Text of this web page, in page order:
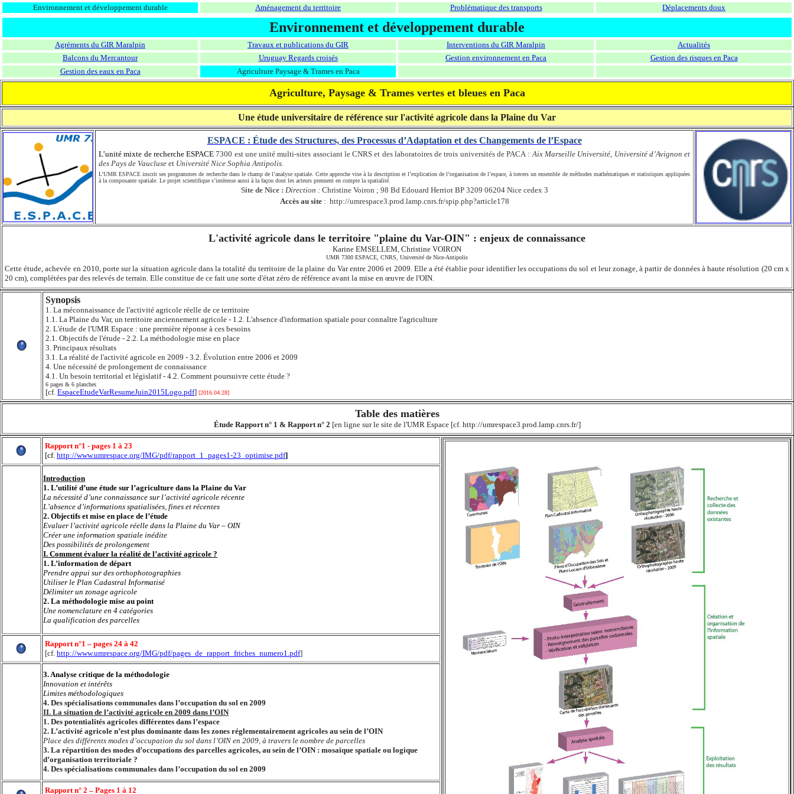
Environnement et développement durable Aménagement du territoire Problématique des transports Déplacements doux
Environnement et développement durable
Agréments du GIR Maralpin Travaux et publications du GIR Interventions du GIR Maralpin
Actualités
Balcons du Mercantour
Uruguay Regards croisés Gestion environnement en Paca
Gestion des risques en Paca
Gestion des eaux en Paca
Agriculture Paysage & Trames en Paca
Agriculture, Paysage & Trames vertes et bleues en Paca
Une étude universitaire de référence sur l'activité agricole dans la Plaine du Var
ESPACE : Étude des Structures, des Processus d’Adaptation et des Changements de l’Espace
L’unité mixte de recherche ESPACE7300 est une unité multi-sites associant le CNRS et des laboratoires de trois universités de PACA :Aix Marseille Université, Université d’Avignon et
des Pays de Vaucluse et Université Nice Sophia Antipolis.
L’UMR ESPACE inscrit ses programmes de recherche dans le champ de l’analyse spatiale. Cette approche vise à la description et l’explication de l’organisation de l’espace, à travers un ensemble de méthodes mathématiques et statistiques appliquées
à la composante spatiale. Le projet scientifique s’intéresse aussi à la façon dont les acteurs prennent en compte la spatialité.
Site de Nice : Direction :Christine Voiron ; 98 Bd Edouard Herriot BP 3209 06204 Nice cedex 3
Accès au site: http://umrespace3.prod.lamp.cnrs.fr/spip.php?article178
L'activité agricole dans le territoire "plaine du Var-OIN" : enjeux de connaissance
Karine EMSELLEM, Christine VOIRON
UMR 7300 ESPACE, CNRS, Université de Nice-Antipolis
Cette étude, achevée en 2010, porte sur la situation agricole dans la totalité du territoire de la plaine du Var entre 2006 et 2009. Elle a été établie pour identifier les occupations du sol et leur zonage, à partir de données à haute résolution (20 cm x
20 cm), complétées par des relevés de terrain. Elle constitue de ce fait une sorte d'état zéro de référence avant la mise en œuvre de l'OIN.
Synopsis
1. La méconnaissance de l'activité agricole réelle de ce territoire
1.1. La Plaine du Var, un territoire anciennement agricole - 1.2. L'absence d'information spatiale pour connaître l'agriculture
2. L'étude de l'UMR Espace : une première réponse à ces besoins
2.1. Objectifs de l'étude - 2.2. La méthodologie mise en place
3. Principaux résultats
3.1. La réalité de l'activité agricole en 2009 - 3.2. Évolution entre 2006 et 2009
4. Une nécessité de prolongement de connaissance
4.1. Un besoin territorial et législatif - 4.2. Comment poursuivre cette étude ?
6 pages & 6 planches
[cf. EspaceEtudeVarResumeJuin2015Logo.pdf] [2016.04.28]
Table des matières
Étude Rapport n° 1 & Rapport n° 2 [en ligne sur le site de l'UMR Espace [cf. http://umrespace3.prod.lamp.cnrs.fr/]
Rapport n°1 - pages 1 à 23
[cf. http://www.umrespace.org/IMG/pdf/rapport_1_pages1-23_optimise.pdf]
Introduction
1. L’utilité d’une étude sur l’agriculture dans la Plaine du Var
La nécessité d’une connaissance sur l’activité agricole récente
L’absence d’informations spatialisées, fines et récentes
2. Objectifs et mise en place de l’étude
Evaluer l’activité agricole réelle dans la Plaine du Var – OIN
Créer une information spatiale inédite
Des possibilités de prolongement
I. Comment évaluer la réalité de l’activité agricole ?
1. L’information de départ
Prendre appui sur des orthophotographies
Utiliser le Plan Cadastral Informatisé
Délimiter un zonage agricole
2. La méthodologie mise au point
Une nomenclature en 4 catégories
La qualification des parcelles
Rapport n°1 – pages 24 à 42
[cf. http://www.umrespace.org/IMG/pdf/pages_de_rapport_friches_numero1.pdf]
3.Analyse critique de la méthodologie
Innovation et intérêts
Limites méthodologiques
4. Des spécialisations communales dans l’occupation du sol en 2009
II. La situation de l’activité agricole en 2009 dans l’OIN
1. Des potentialités agricoles différentes dans l’espace
2. L’activité agricole n’est plus dominante dans les zones réglementairement agricoles au sein de l’OIN
Place des différents modes d’occupation du sol dans l’OIN en 2009, à travers le nombre de parcelles
3. La répartition des modes d’occupations des parcelles agricoles, au sein de l’OIN : mosaïque spatiale ou logique
d’organisation territoriale ?
4. Des spécialisations communales dans l’occupation du sol en 2009
Rapport n° 2 – Pages 1 à 12